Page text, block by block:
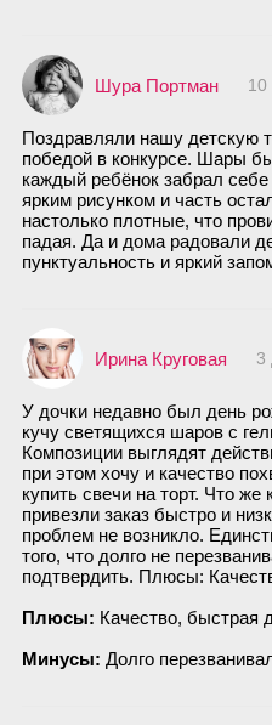
Шура Портман 10
Поздравляли нашу детскую
победой в конкурсе. Шары
каждый ребёнок забрал
ярким рисунком и часть
настолько плотные, что
падая. Да и дома радовали
пунктуальность и яркий
Ирина Круговая 3
У дочки недавно был день
кучу светящихся шаров с
Композиции выглядят
при этом хочу и качество
купить свечи на торт. Что же
привезли заказ быстро и
проблем не возникло.
того, что долго не
подтвердить. Плюсы:
Плюсы: Качество, быстрая
Минусы: Долго